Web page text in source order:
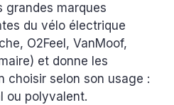
grandes marques
du vélo électrique
O2Feel, VanMoof,
et donne les
choisir selon son usage :
ou polyvalent.